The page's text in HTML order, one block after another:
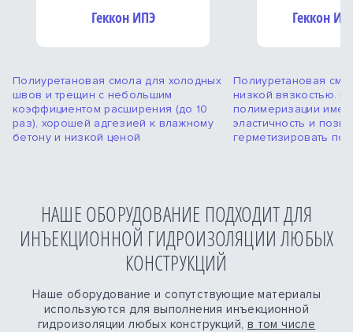
Геккон ИПЭ
Полиуретановая смола для холодных
швов и трещин с небольшим
коэффициентом расширения (до 10
раз), хорошей адгезией к влажному
бетону и низкой ценой
Геккон
Полиуретановая
низкой вязкостью.
полимеризации
эластичность и
герметизировать
НАШЕ ОБОРУДОВАНИЕ ПОДХОДИТ ДЛЯ
ИНЪЕКЦИОННОЙ ГИДРОИЗОЛЯЦИИ ЛЮБЫХ
КОНСТРУКЦИЙ
Наше оборудование и сопутствующие материалы
используются для выполнения инъекционной
гидроизоляции любых конструкций, в том числе